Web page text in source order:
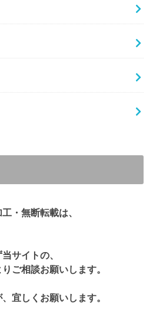
・無断転載は、
サイトの、
ご相談お願いします。
宜しくお願いします。